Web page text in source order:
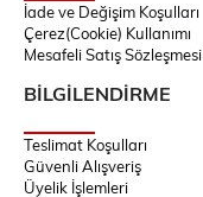
İade ve Değişim Koşulları
Çerez(Cookie) Kullanımı
Mesafeli Satış Sözleşmesi
BİLGİLENDİRME
Teslimat Koşulları
Güvenli Alışveriş
Üyelik İşlemleri